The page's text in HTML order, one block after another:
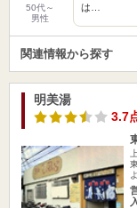
50代～
男性
は…
関連情報から探す
明美湯
3.7